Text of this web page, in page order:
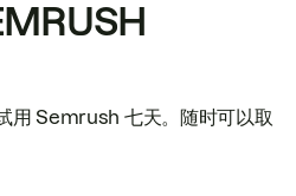
用 Semrush 七天。随时可以取